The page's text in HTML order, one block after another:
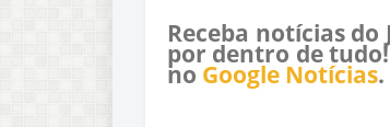
Receba notícias
por dentro de
no Google Notícias.